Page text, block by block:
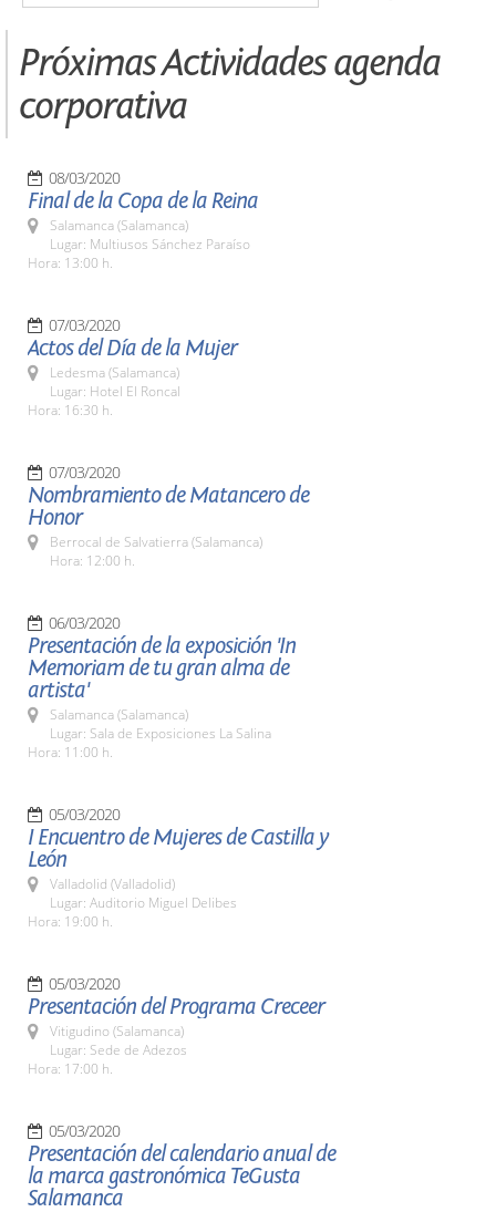
Próximas Actividades agenda
corporativa
08/03/2020
Final de la Copa de la Reina
Salamanca (Salamanca)
Lugar: Multiusos Sánchez Paraíso
Hora: 13:00 h.
07/03/2020
Actos del Día de la Mujer
Ledesma (Salamanca)
Lugar: Hotel El Roncal
Hora: 16:30 h.
07/03/2020
Nombramiento de Matancero de
Honor
Berrocal de Salvatierra (Salamanca)
Hora: 12:00 h.
06/03/2020
Presentación de la exposición 'In
Memoriam de tu gran alma de
artista'
Salamanca (Salamanca)
Lugar: Sala de Exposiciones La Salina
Hora: 11:00 h.
05/03/2020
I Encuentro de Mujeres de Castilla y
León
Valladolid (Valladolid)
Lugar: Auditorio Miguel Delibes
Hora: 19:00 h.
05/03/2020
Presentación del Programa Creceer
Vitigudino (Salamanca)
Lugar: Sede de Adezos
Hora: 17:00 h.
05/03/2020
Presentación del calendario anual de
la marca gastronómica TeGusta
Salamanca